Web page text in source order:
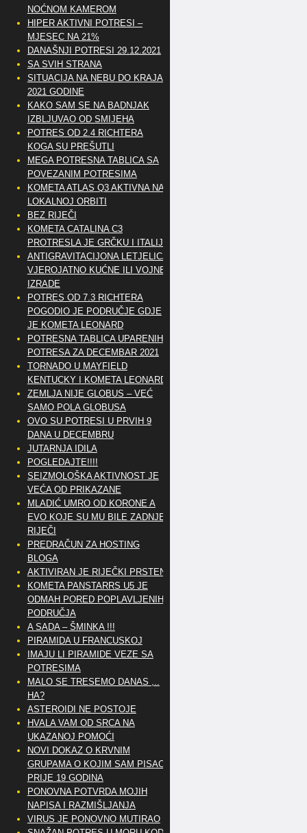
NOĆNOM KAMEROM
HIPER AKTIVNI POTRESI –
MJESEC NA 21%
DANAŠNJI POTRESI 29.12.2021
SA SVIH STRANA
SITUACIJA NA NEBU DO KRAJA
2021 GODINE
KAKO SAM SE NA BADNJAK
IZBLJUVAO OD SMIJEHA
POTRES OD 2.4 RICHTERA
KOGA SU PREŠUTLI
MEGA POTRESNA TABLICA SA
POVEZANIM POTRESIMA
KOMETA ATLAS Q3 AKTIVNA NA
LOKALNOJ ORBITI
BEZ RIJEČI
KOMETA CATALINA C3
PROTRESLA JE GRČKU I ITALIJU
ANTIGRAVITACIJONA LETJELICA
VJEROJATNO KUĆNE ILI VOJNE
IZRADE
POTRES OD 7.3 RICHTERA
POGODIO JE PODRUČJE GDJE
JE KOMETA LEONARD
POTRESNA TABLICA UPARENIH
POTRESA ZA DECEMBAR 2021
TORNADO U MAYFIELD
KENTUCKY I KOMETA LEONARD
ZEMLJA NIJE GLOBUS – VEĆ
SAMO POLA GLOBUSA
OVO SU POTRESI U PRVIH 9
DANA U DECEMBRU
JUTARNJA IDILA
POGLEDAJTE!!!!
SEIZMOLOŠKA AKTIVNOST JE
VEĆA OD PRIKAZANE
MLADIĆ UMRO OD KORONE A
EVO KOJE SU MU BILE ZADNJE
RIJEČI
PREDRAČUN ZA HOSTING
BLOGA
AKTIVIRAN JE RIJEČKI PRSTEN
KOMETA PANSTARRS U5 JE
ODMAH PORED POPLAVLJENIH
PODRUČJA
A SADA – ŠMINKA !!!
PIRAMIDA U FRANCUSKOJ
IMAJU LI PIRAMIDE VEZE SA
POTRESIMA
MALO SE TRESEMO DANAS ,..
HA?
ASTEROIDI NE POSTOJE
HVALA VAM OD SRCA NA
UKAZANOJ POMOĆI
NOVI DOKAZ O KRVNIM
GRUPAMA O KOJIM SAM PISAO
PRIJE 19 GODINA
PONOVNA POTVRDA MOJIH
NAPISA I RAZMIŠLJANJA
VIRUS JE PONOVNO MUTIRAO